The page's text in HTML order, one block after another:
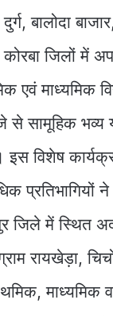
बालोदा
जिलों में
माध्यमिक
से सामूहिक भव्य
विशेष
ने
जिले में स्थित
रायखेड़ा,
माध्यमिक